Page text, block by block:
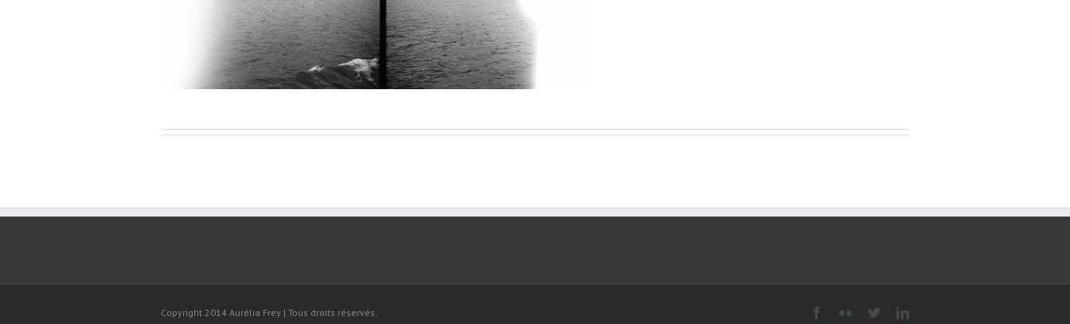
Copyright 2014 Aurélia Frey | Tous droits réservés.